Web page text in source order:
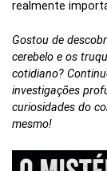
realmente
Gostou de
cerebelo e os
cotidiano?
investigações
curiosidades do
mesmo!